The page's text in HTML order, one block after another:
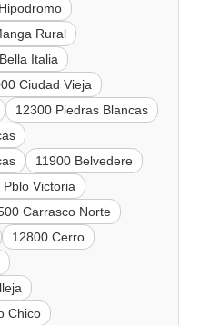
Rural
Italia
Ciudad Vieja
12300 Piedras Blancas
11900 Belvedere
Victoria
Carrasco Norte
12800 Cerro
Chico